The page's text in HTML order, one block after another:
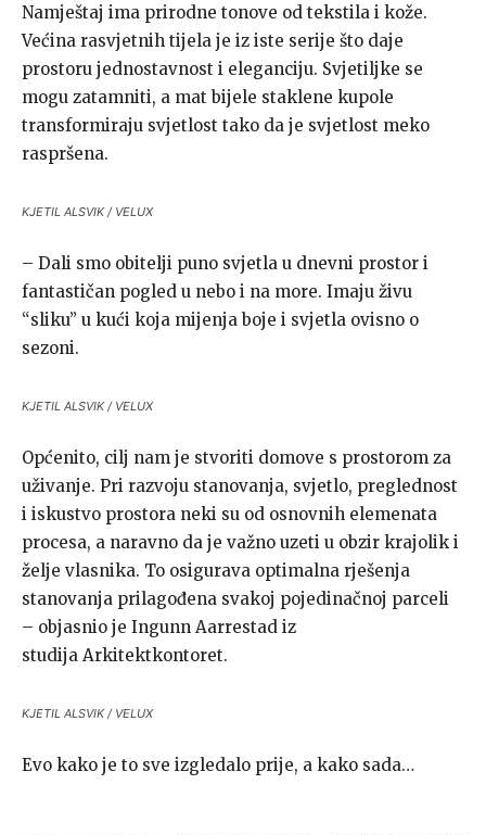
Namještaj ima prirodne tonove od tekstila i kože.
Većina rasvjetnih tijela je iz iste serije što daje
prostoru jednostavnost i eleganciju. Svjetiljke se
mogu zatamniti, a mat bijele staklene kupole
transformiraju svjetlost tako da je svjetlost meko
raspršena.
KJETIL ALSVIK / VELUX
– Dali smo obitelji puno svjetla u dnevni prostor i
fantastičan pogled u nebo i na more. Imaju živu
“sliku” u kući koja mijenja boje i svjetla ovisno o
sezoni.
KJETIL ALSVIK / VELUX
Općenito, cilj nam je stvoriti domove s prostorom za
uživanje. Pri razvoju stanovanja, svjetlo, preglednost
i iskustvo prostora neki su od osnovnih elemenata
procesa, a naravno da je važno uzeti u obzir krajolik i
želje vlasnika. To osigurava optimalna rješenja
stanovanja prilagođena svakoj pojedinačnoj parceli
– objasnio je Ingunn Aarrestad iz
studija Arkitektkontoret.
KJETIL ALSVIK / VELUX
Evo kako je to sve izgledalo prije, a kako sada…